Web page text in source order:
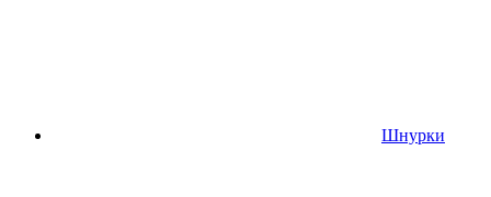
Шнурки